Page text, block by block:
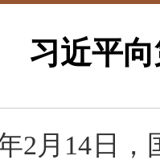
习近平
2月14日